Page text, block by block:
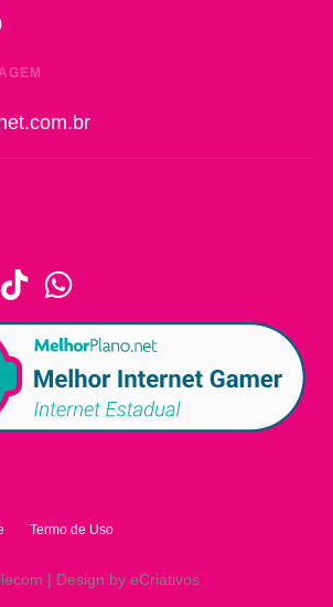
Termo de Uso
| Design by eCriativos